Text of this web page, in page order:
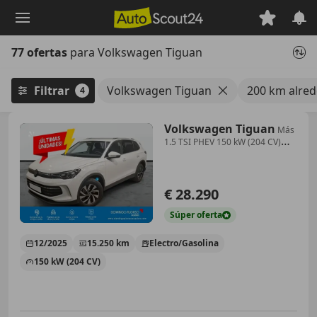
principal
77 ofertas para Volkswagen Tiguan
Filtrar 4 Volkswagen Tiguan 200 km
Volkswagen Tiguan Más
1.5 TSI PHEV 150 kW (204 CV)
€ 28.290
Súperoferta
12/2025 15.250 km
Electro/Gasolina
150 kW (204 CV)